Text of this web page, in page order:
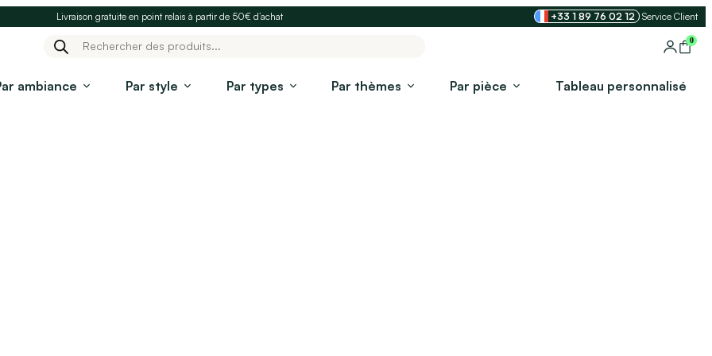
Livraison gratuite en point relais à partir de 50€ d’achat +33 1 89 76 02 12 Service Client
Recherche
produits
0
ambiance Par style Par types Par thèmes Par pièce Tableau personnalisé​